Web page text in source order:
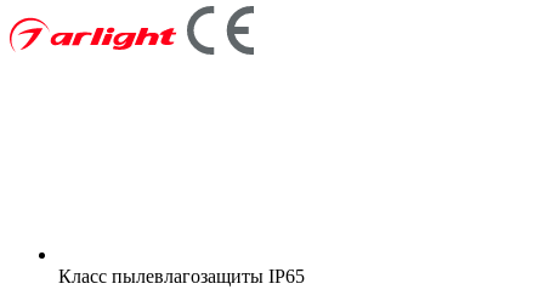
Класс пылевлагозащиты IP65